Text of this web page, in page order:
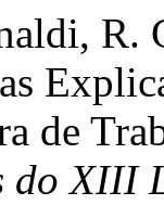
R.
de
do XIII